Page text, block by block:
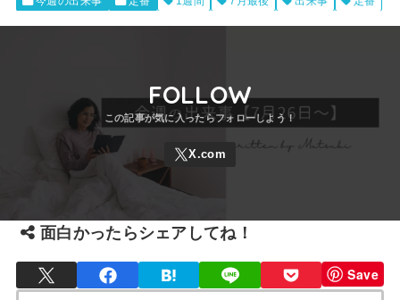
FOLLOW
面白かったらシェアしてね！
Save